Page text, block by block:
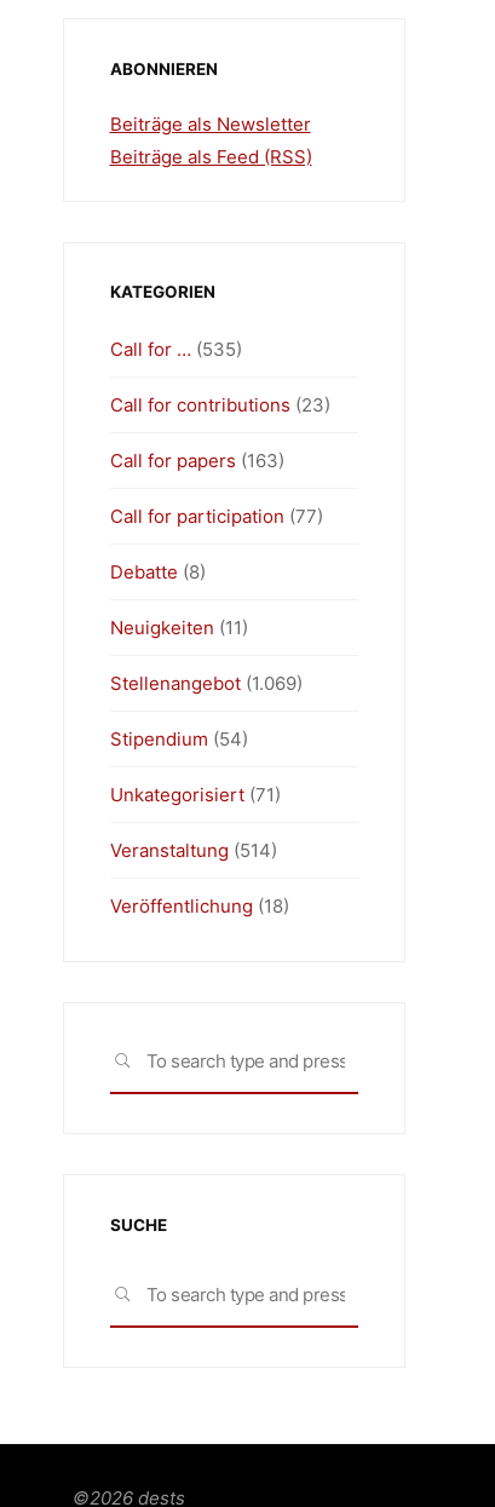
ABONNIEREN
Beiträge als Newsletter
Beiträge als Feed (RSS)
KATEGORIEN
Call for … (535)
Call for contributions (23)
Call for papers (163)
Call for participation (77)
Debatte (8)
Neuigkeiten (11)
Stellenangebot(1.069)
Stipendium (54)
Unkategorisiert(71)
Veranstaltung (514)
Veröffentlichung (18)
SEARCH
SUCHE
SEARCH
©2026 dests